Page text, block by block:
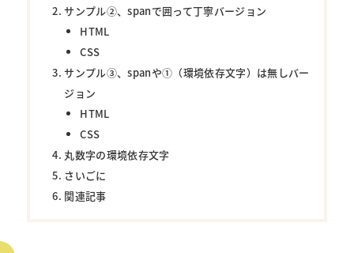
サンプル②、spanで囲って丁寧バージョン
HTML
CSS
サンプル③、spanや①（環境依存文字）は無しバー
ジョン
HTML
CSS
丸数字の環境依存文字
さいごに
関連記事